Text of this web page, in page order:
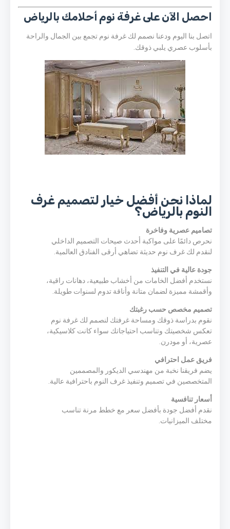
احصل الآن على غرفة نوم أحلامك بالرياض
اتصل بنا اليوم ودعنا نصمم لك غرفة نوم تجمع بين الجمال والراحة
بأسلوب عصري يلبي ذوقك.
لماذا نحن أفضل خيار لتصميم غرف
النوم بالرياض؟
تصاميم عصرية وفاخرة
نحرص دائمًا على مواكبة أحدث صيحات التصميم الداخلي
لنقدم لك غرف نوم حديثة تضاهي أرقى الفنادق العالمية.
جودة عالية في التنفيذ
نستخدم أفضل الخامات من أخشاب طبيعية، دهانات راقية،
وأقمشة مميزة لضمان متانة وأناقة تدوم لسنوات طويلة.
تصميم مخصص حسب رغبتك
نقوم بدراسة ذوقك ومساحة غرفتك لنصمم لك غرفة نوم
تعكس شخصيتك وتناسب احتياجاتك سواء كانت كلاسيكية،
عصرية، أو مودرن.
فريق عمل احترافي
يضم فريقنا نخبة من مهندسي الديكور والمصممين
المتخصصين في تصميم وتنفيذ غرف النوم باحترافية عالية.
أسعار تنافسية
نقدم أفضل جودة بأفضل سعر مع خطط مرنة تناسب
مختلف الميزانيات.